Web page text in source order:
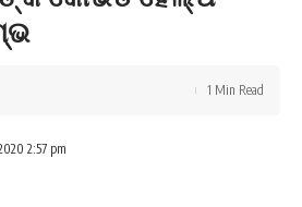
2:57 pm
1 Min Read